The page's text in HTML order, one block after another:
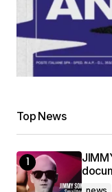
Top News